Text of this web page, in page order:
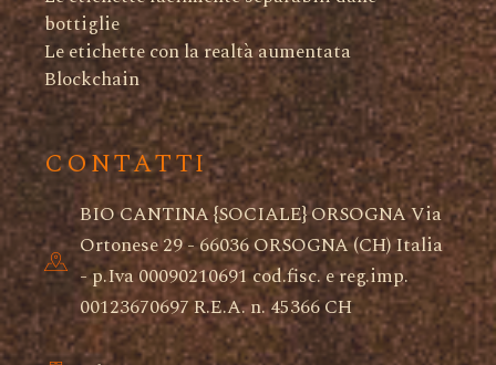
bottiglie
Le etichette con la realtà aumentata
Blockchain
CONTATTI
BIO CANTINA {SOCIALE} ORSOGNA Via
Ortonese 29 - 66036 ORSOGNA (CH) Italia
- p.Iva 00090210691 cod.fisc. e reg.imp.
00123670697 R.E.A. n. 45366 CH